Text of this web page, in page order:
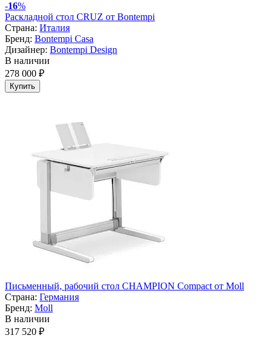
-16%
Раскладной стол CRUZ от Bontempi
Страна: Италия
Бренд: Bontempi Casa
Дизайнер: Bontempi Design
В наличии
278 000 ₽
Купить
Письменный, рабочий стол CHAMPION Compact от Moll
Страна: Германия
Бренд: Moll
В наличии
317 520 ₽